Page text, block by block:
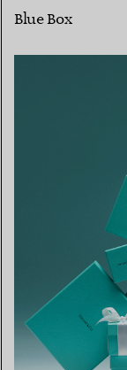
Blue Box